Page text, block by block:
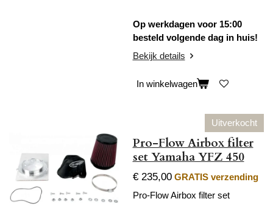
Op werkdagen voor 15:00
besteld volgende dag in huis!
Bekijk details
In winkelwagen
Uitverkocht
Pro-Flow Airbox filter
set Yamaha YFZ 450
€ 235,00 GRATIS verzending
Pro-Flow Airbox filter set